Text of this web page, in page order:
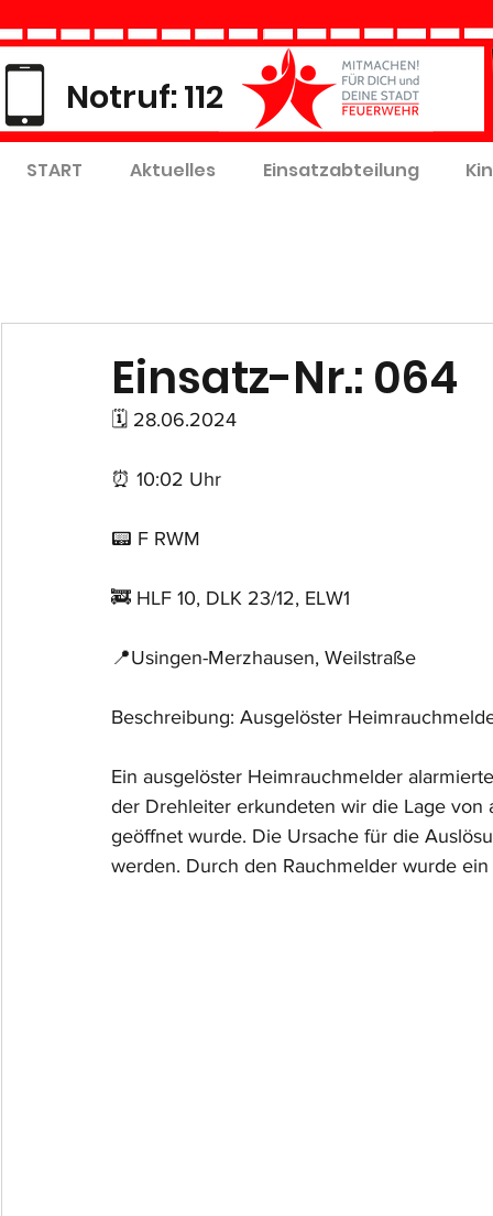
Notruf: 112
START Aktuelles Einsatzabteilung
Einsatz-Nr.: 064
🗓 28.06.2024
⏰ 10:02 Uhr
📟 F RWM
🚒 HLF 10, DLK 23/12, ELW1
📍Usingen-Merzhausen, Weilstraße
Beschreibung: Ausgelöster
Ein ausgelöster Heimrauchmelder
der Drehleiter erkundeten wir die Lage
geöffnet wurde. Die Ursache für die
werden. Durch den Rauchmelder wurde